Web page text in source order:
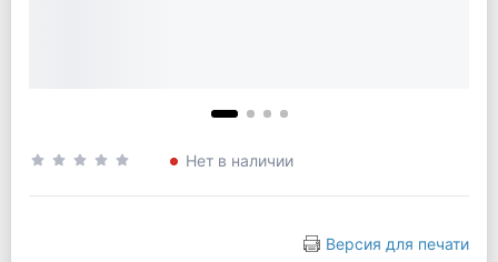
Нет в наличии
Версия для печати